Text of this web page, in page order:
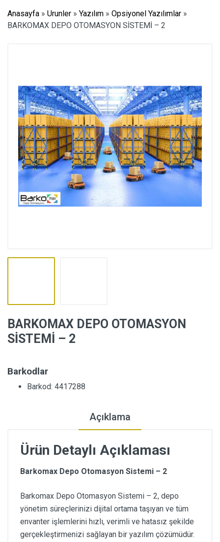
Anasayfa » Urunler » Yazılım » Opsiyonel Yazılımlar »
BARKOMAX DEPO OTOMASYON SİSTEMİ – 2
BARKOMAX DEPO OTOMASYON
SİSTEMİ – 2
Barkodlar
Barkod: 4417288
Açıklama
Ürün Detaylı Açıklaması
Barkomax Depo Otomasyon Sistemi – 2
Barkomax Depo Otomasyon Sistemi – 2, depo
yönetim süreçlerinizi dijital ortama taşıyan ve tüm
envanter işlemlerini hızlı, verimli ve hatasız şekilde
gerçekleştirmenizi sağlayan bir yazılım çözümüdür.